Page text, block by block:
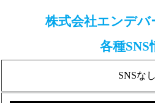
株式会社エンデバ
各種SNS
SNSなし